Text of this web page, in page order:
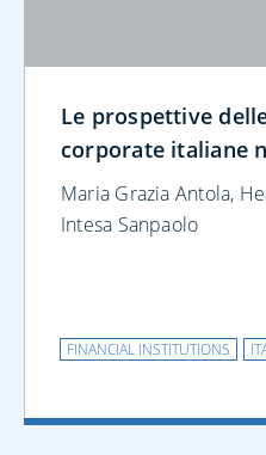
Le prospettive
corporate italiane
Maria Grazia Antola,
Intesa Sanpaolo
FINANCIAL INSTITUTIONS